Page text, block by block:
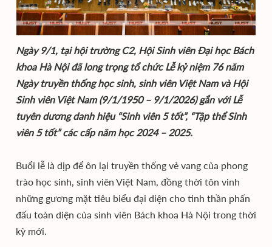
Ngày 9/1, tại hội trường C2, Hội Sinh viên Đại học Bách
khoa Hà Nội đã long trọng tổ chức Lễ kỷ niệm 76 năm
Ngày truyền thống học sinh, sinh viên Việt Nam và Hội
Sinh viên Việt Nam (9/1/1950 – 9/1/2026) gắn với Lễ
tuyên dương danh hiệu “Sinh viên 5 tốt”, “Tập thể Sinh
viên 5 tốt” các cấp năm học 2024 – 2025.
Buổi lễ là dịp để ôn lại truyền thống vẻ vang của phong
trào học sinh, sinh viên Việt Nam, đồng thời tôn vinh
những gương mặt tiêu biểu đại diện cho tinh thần phấn
đấu toàn diện của sinh viên Bách khoa Hà Nội trong thời
kỳ mới.